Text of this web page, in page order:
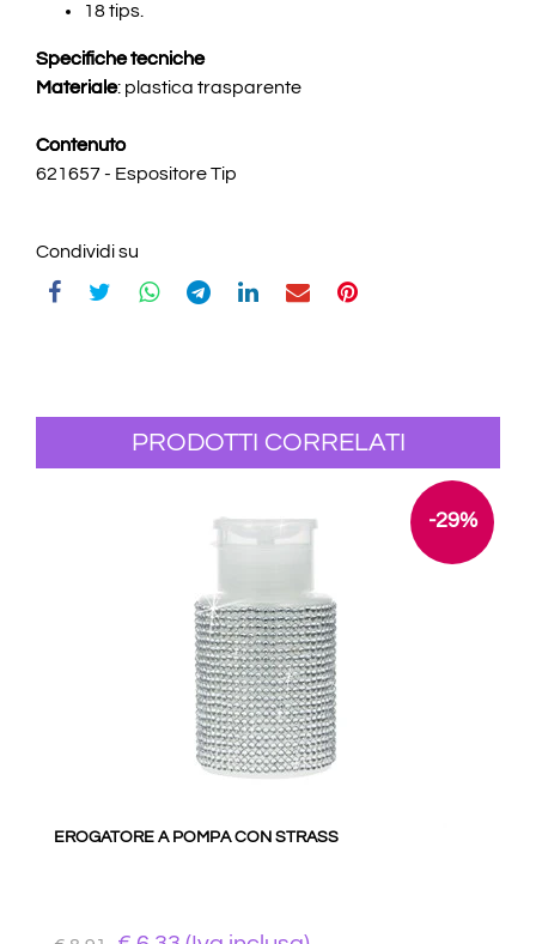
18 tips.
Specifiche tecniche
Materiale: plastica trasparente
Contenuto
621657 - Espositore Tip
Condividi su
PRODOTTI CORRELATI
-29%
EROGATORE A POMPA CON STRASS